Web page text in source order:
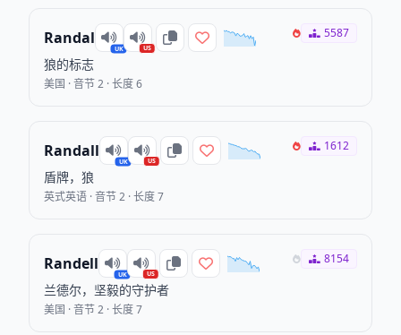
Randal
UK US
狼的标志
美国 · 音节 2 · 长度 6
5587
Randall
UK US
盾牌，狼
英式英语 · 音节 2 · 长度 7
1612
Randell
UK US
兰德尔，坚毅的守护者
美国 · 音节 2 · 长度 7
8154